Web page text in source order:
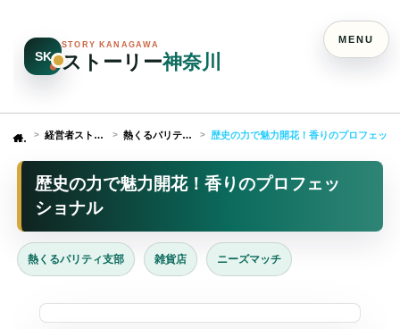
SK
STORY KANAGAWA
ストーリー神奈川
Home 経営者ストーリー 熱くるパリティ支部 歴史の力で魅力開花！香りのプロフェッシ
歴史の力で魅力開花！香りのプロフェッ
ショナル
熱くるパリティ支部 雑貨店 ニーズマッチ
MENU